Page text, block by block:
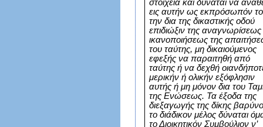
στοιχεία και δύναται να
εις αυτήν ως εκπρόσωπόν
την δια της δικαστικής οδού
επιδιώξιν της αναγνωρίσεως
ικανοποιήσεως της
του ταύτης, μη δικαιούμενος
εφεξής να παραιτηθή από
ταύτης ή να δεχθή
μερικήν ή ολικήν εξόφλησιν
αυτής ή μη μόνον δια του
της Ενώσεως. Τα έξοδα της
διεξαγωγής της δίκης
το διάδικον μέλος δύναται
το Διοικητικόν Συμβούλιον ν’